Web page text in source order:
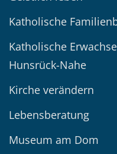
Katholische
Katholische
Hunsrück-Nahe
Kirche verändern
Lebensberatung
Museum am Dom